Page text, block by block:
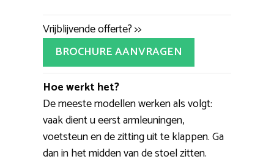
Vrijblijvende offerte? >>
BROCHURE AANVRAGEN
Hoe werkt het?
De meeste modellen werken als volgt:
vaak dient u eerst armleuningen,
voetsteun en de zitting uit te klappen. Ga
dan in het midden van de stoel zitten.